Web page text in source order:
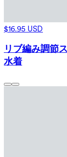
$16.95 USD
リブ編み調節
水着